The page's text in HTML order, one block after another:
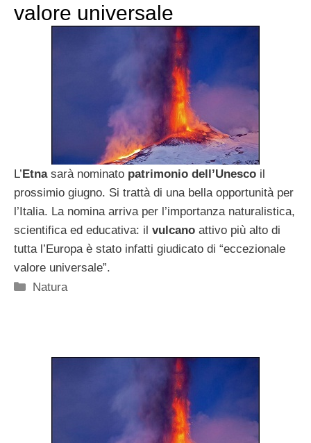
valore universale
L’Etnasarà nominato patrimonio dell’Unesco il
prossimio giugno. Si trattà di una bella opportunità per
l’Italia. La nomina arriva per l’importanza naturalistica,
scientifica ed educativa: il vulcano attivo più alto di
tutta l’Europa è stato infatti giudicato di “eccezionale
valore universale”.
Categorie
Natura